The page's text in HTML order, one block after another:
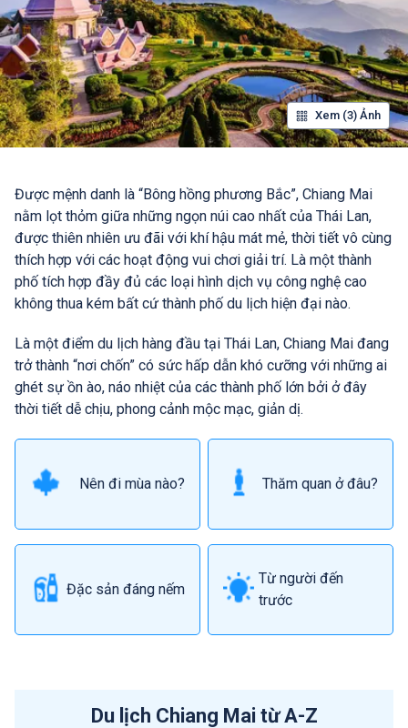
Xem (3) Ảnh
Được mệnh danh là “Bông hồng phương Bắc”, Chiang Mai
nằm lọt thỏm giữa những ngọn núi cao nhất của Thái Lan,
được thiên nhiên ưu đãi với khí hậu mát mẻ, thời tiết vô cùng
thích hợp với các hoạt động vui chơi giải trí. Là một thành
phố tích hợp đầy đủ các loại hình dịch vụ công nghệ cao
không thua kém bất cứ thành phố du lịch hiện đại nào.
Là một điểm du lịch hàng đầu tại Thái Lan, Chiang Mai đang
trở thành “nơi chốn” có sức hấp dẫn khó cưỡng với những ai
ghét sự ồn ào, náo nhiệt của các thành phố lớn bởi ở đây
thời tiết dễ chịu, phong cảnh mộc mạc, giản dị.
Nên đi mùa nào? Thăm quan ở đâu?
Đặc sản đáng nếm
Từ người đến
trước
Du lịch Chiang Mai từ A-Z